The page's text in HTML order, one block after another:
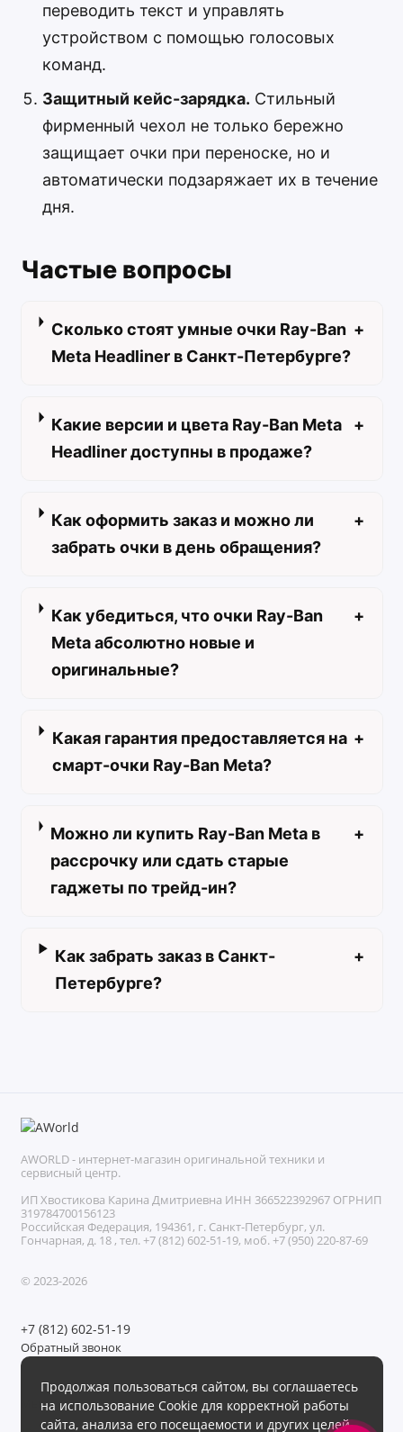
переводить текст и управлять
устройством с помощью голосовых
команд.
Защитный кейс-зарядка. Стильный
фирменный чехол не только бережно
защищает очки при переноске, но и
автоматически подзаряжает их в течение
дня.
Частые вопросы
Сколько стоят умные очки Ray-Ban
Meta Headliner в Санкт-Петербурге?
+
Какие версии и цвета Ray-Ban Meta
Headliner доступны в продаже?
+
Как оформить заказ и можно ли
забрать очки в день обращения?
+
Как убедиться, что очки Ray-Ban
Meta абсолютно новые и
оригинальные?
+
Какая гарантия предоставляется на
смарт-очки Ray-Ban Meta?
+
Можно ли купить Ray-Ban Meta в
рассрочку или сдать старые
гаджеты по трейд-ин?
+
Как забрать заказ в Санкт-
Петербурге?
+
Продолжая пользоваться сайтом, вы соглашаетесь
на использование Cookie для корректной работы
сайта, анализа его посещаемости и других целей.
AWORLD - интернет-магазин оригинальной техники и
сервисный центр.
ИП Хвостикова Карина Дмитриевна ИНН 366522392967 ОГРНИП
319784700156123
Российская Федерация, 194361, г. Санкт-Петербург, ул.
Гончарная, д. 18 , тел. +7 (812) 602-51-19, моб. +7 (950) 220-87-69
© 2023-2026
+7 (812) 602-51-19
Обратный звонок
Мы в сети